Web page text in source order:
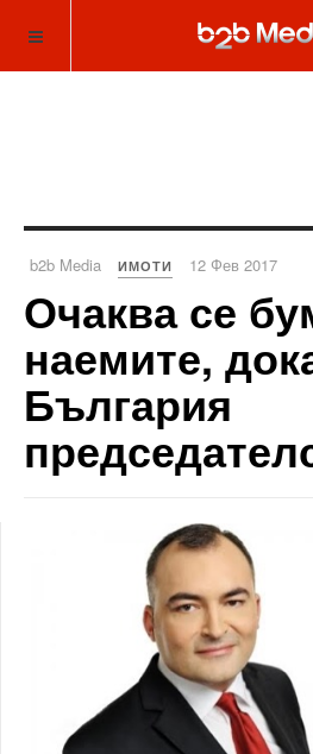
b2b Media ИМОТИ 12 Фев 2017
Очаква се
наемите,
България